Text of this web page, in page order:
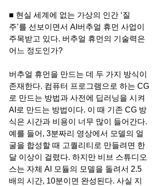
■ 현실 세계에 없는 가상의 인간 ‘질
주’를 선보이면서 AI버추얼 휴먼 사업이
주목받고 있다. 버추얼 휴먼의 기술력은
어느 정도인가?
버추얼 휴먼을 만드는 데 두 가지 방식이
존재한다. 컴퓨터 프로그램으로 하는 CG
로 만드는 방법과 사전에 딥러닝을 시켜
AI로 만드는 방법이다. 이 때 기존 CG 방
식은 시간과 비용이 너무 많이 들어간다.
예를 들어, 3분짜리 영상에서 모델의 얼
굴을 합성할 때 고퀄리티로 만들려면 한
달 이상이 걸렸다. 하지만 비브 스튜디오
스는 자체 AI 모듈의 모델을 돌려서 2.5
배의 시간, 10분이면 완성된다. 사실 지